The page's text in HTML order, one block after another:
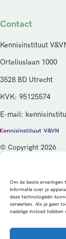
Om de beste ervaringen
informatie over je
deze technologieën
verwerken. Als je geen
nadelige invloed hebben
Contact
Kennisinstituut
Orteliuslaan 1000
3528 BD Utrecht
KVK: 95125574
E-mail:
© Copyright 2026
De activiteiten van
vanuit de
Welzijn en Sport
PrivacybeleidCookies